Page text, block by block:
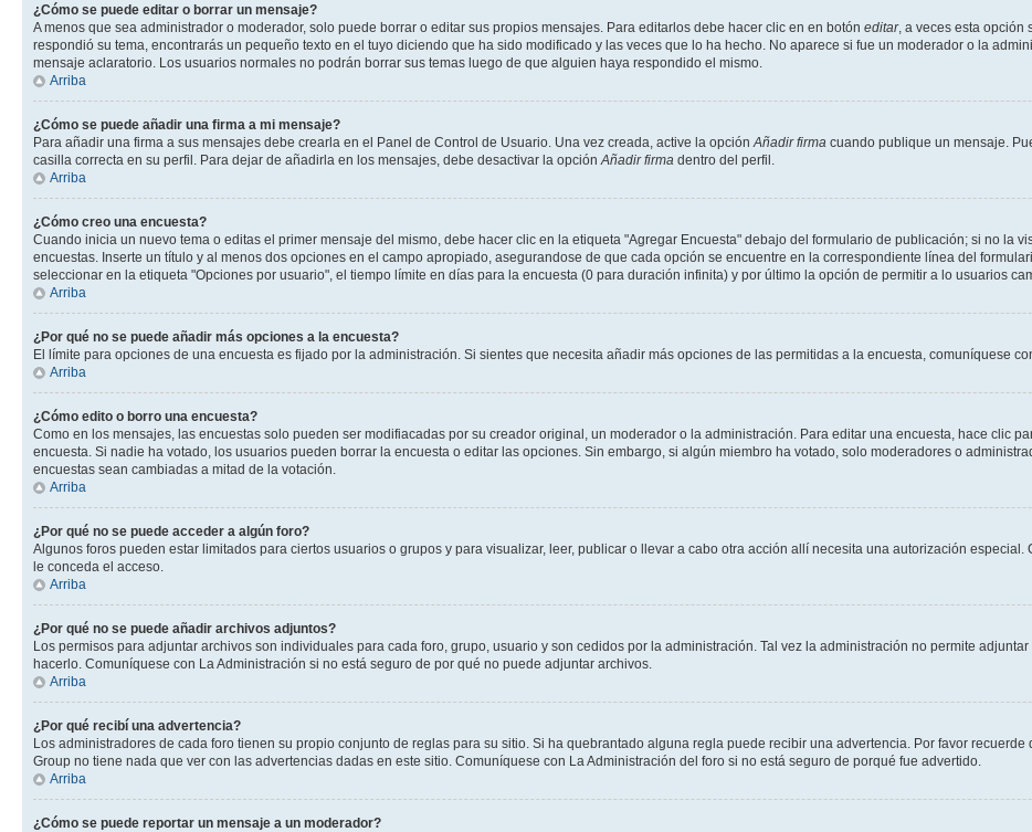
¿Cómo se puede editar o borrar un mensaje?
A menos que sea administrador o moderador, solo puede borrar o editar sus propios mensajes. Para editarlos debe hacer clic en en botón editar, a veces esta opción
respondió su tema, encontrarás un pequeño texto en el tuyo diciendo que ha sido modificado y las veces que lo ha hecho. No aparece si fue un moderador o la
mensaje aclaratorio. Los usuarios normales no podrán borrar sus temas luego de que alguien haya respondido el mismo.
Arriba
¿Cómo se puede añadir una firma a mi mensaje?
Para añadir una firma a sus mensajes debe crearla en el Panel de Control de Usuario. Una vez creada, active la opciónAñadir firma cuando publique un mensaje.
casilla correcta en su perfil. Para dejar de añadirla en los mensajes, debe desactivar la opciónAñadir firma dentro del perfil.
Arriba
¿Cómo creo una encuesta?
Cuando inicia un nuevo tema o editas el primer mensaje del mismo, debe hacer clic en la etiqueta "Agregar Encuesta" debajo del formulario de publicación; si no la
encuestas. Inserte un título y al menos dos opciones en el campo apropiado, asegurandose de que cada opción se encuentre en la correspondiente línea del
seleccionar en la etiqueta "Opciones por usuario", el tiempo límite en días para la encuesta (0 para duración infinita) y por último la opción de permitir a lo usuarios
Arriba
¿Por qué no se puede añadir más opciones a la encuesta?
El límite para opciones de una encuesta es fijado por la administración. Si sientes que necesita añadir más opciones de las permitidas a la encuesta, comuníquese
Arriba
¿Cómo edito o borro una encuesta?
Como en los mensajes, las encuestas solo pueden ser modifiacadas por su creador original, un moderador o la administración. Para editar una encuesta, hace clic
encuesta. Si nadie ha votado, los usuarios pueden borrar la encuesta o editar las opciones. Sin embargo, si algún miembro ha votado, solo moderadores o
encuestas sean cambiadas a mitad de la votación.
Arriba
¿Por qué no se puede acceder a algún foro?
Algunos foros pueden estar limitados para ciertos usuarios o grupos y para visualizar, leer, publicar o llevar a cabo otra acción allí necesita una autorización
le conceda el acceso.
Arriba
¿Por qué no se puede añadir archivos adjuntos?
Los permisos para adjuntar archivos son individuales para cada foro, grupo, usuario y son cedidos por la administración. Tal vez la administración no permite
hacerlo. Comuníquese con La Administración si no está seguro de por qué no puede adjuntar archivos.
Arriba
¿Por qué recibí una advertencia?
Los administradores de cada foro tienen su propio conjunto de reglas para su sitio. Si ha quebrantado alguna regla puede recibir una advertencia. Por favor
Group no tiene nada que ver con las advertencias dadas en este sitio. Comuníquese con La Administración del foro si no está seguro de porqué fue advertido.
Arriba
¿Cómo se puede reportar un mensaje a un moderador?